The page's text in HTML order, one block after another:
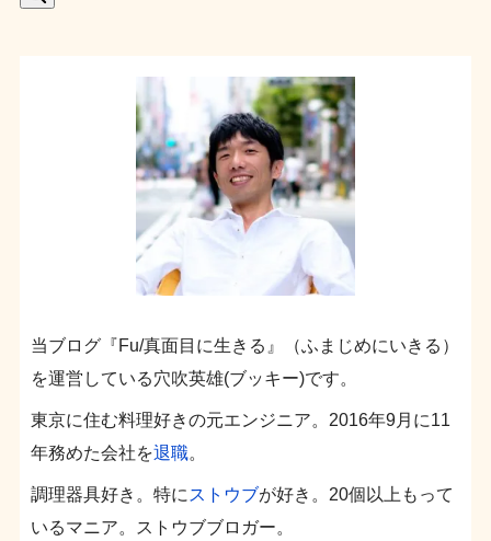
当ブログ『Fu/真面目に生きる』（ふまじめにいきる）
を運営している穴吹英雄(ブッキー)です。
東京に住む料理好きの元エンジニア。2016年9月に11
年務めた会社を退職。
調理器具好き。特に ストウブが好き。20個以上もって
いるマニア。ストウブブロガー。